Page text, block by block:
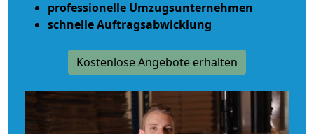
professionelle Umzugsunternehmen
schnelle Auftragsabwicklung
Kostenlose Angebote erhalten